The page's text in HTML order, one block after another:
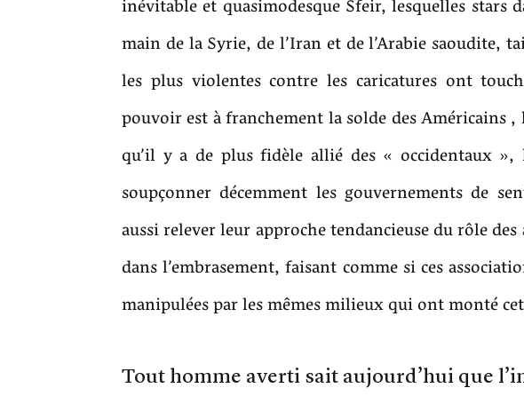
inévitable et quasimodesque Sfeir, lesquelles
main de la Syrie, de l’Iran et de l’Arabie saoudite,
les plus violentes contre les caricatures ont
pouvoir est à franchement la solde des Américains
qu’il y a de plus fidèle allié des « occidentaux
soupçonner décemment les gouvernements de
aussi relever leur approche tendancieuse du rôle
dans l’embrasement, faisant comme si ces
manipulées par les mêmes milieux qui ont monté
Tout homme averti sait aujourd’hui que